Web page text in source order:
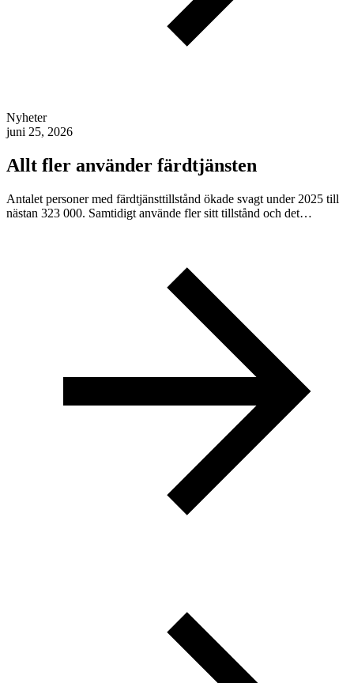
Nyheter
juni 25, 2026
Allt fler använder färdtjänsten
Antalet personer med färdtjänsttillstånd ökade svagt under 2025 till
nästan 323 000. Samtidigt använde fler sitt tillstånd och det…